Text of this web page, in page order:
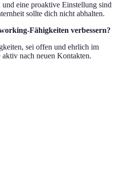
eine proaktive Einstellung sind
sollte dich nicht abhalten.
Fähigkeiten verbessern?
sei offen und ehrlich im
nach neuen Kontakten.